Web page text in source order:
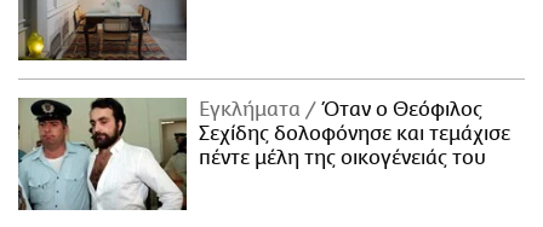
Εγκλήματα
Όταν ο Θεόφιλος
Σεχίδης δολοφόνησε και τεμάχισε
πέντε μέλη της οικογένειάς του